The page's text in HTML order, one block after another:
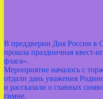
В преддверии Дня России
прошла праздничная
флага».
Мероприятие началось с
отдали дань уважения
и рассказали о главных
гимне.